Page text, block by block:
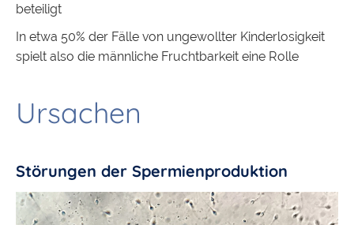
beteiligt
In etwa 50% der Fälle von ungewollter Kinderlosigkeit
spielt also die männliche Fruchtbarkeit eine Rolle
Ursachen
Störungen der Spermienproduktion